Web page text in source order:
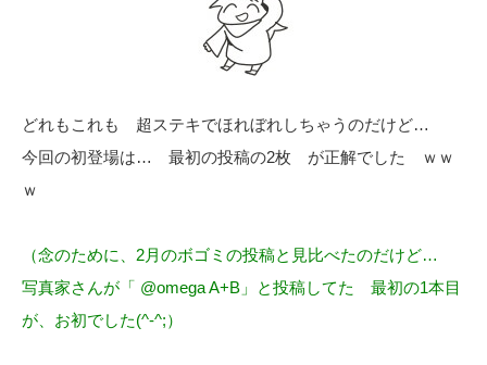
どれもこれも 超ステキでほれぼれしちゃうのだけど…
今回の初登場は… 最初の投稿の2枚 が正解でした ｗｗ
ｗ
（念のために、2月のボゴミの投稿と見比べたのだけど…
写真家さんが「 @omega A+B」と投稿してた 最初の1本目
が、お初でした(^-^;）